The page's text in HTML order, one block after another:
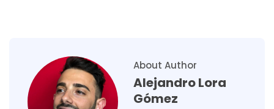
About Author
Alejandro Lora
Gómez